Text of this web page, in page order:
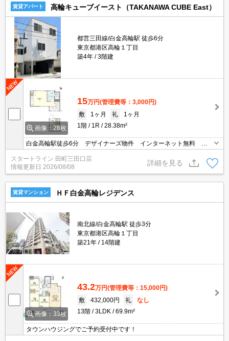
賃貸アパート 高輪キューブイースト（TAKANAWA CUBE East）
都営三田線/白金高輪駅 徒歩6分
東京都港区高輪１丁目
築4年
3階建
画像：28枚
15万円(管理費等：3,000円)
敷
1ヶ月 礼
1ヶ月
1階
1R 28.38m²
白金高輪駅徒歩6分 デザイナーズ物件 インターネット無料 追
焚 独立洗面台 浴室乾燥機 メゾネット
スタートライン 田町三田口店
情報更新日 2026/08/08
詳細を見る
賃貸マンション ＨＦ白金高輪レジデンス
南北線/白金高輪駅 徒歩3分
東京都港区高輪１丁目
築21年
14階建
画像：33枚
43.2万円(管理費等：15,000円)
敷
432,000円 礼
なし
13階
3LDK 69.9m²
タウンハウジングでご予約受付中です！